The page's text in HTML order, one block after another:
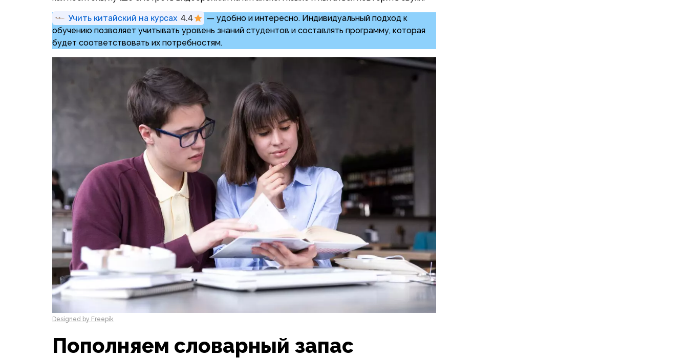
Учить китайский на курсах 4.4
— удобно и интересно. Индивидуальный подход к
обучению позволяет учитывать уровень знаний студентов и составлять программу, которая
будет соответствовать их потребностям.
Designed by Freepik
Пополняем словарный запас